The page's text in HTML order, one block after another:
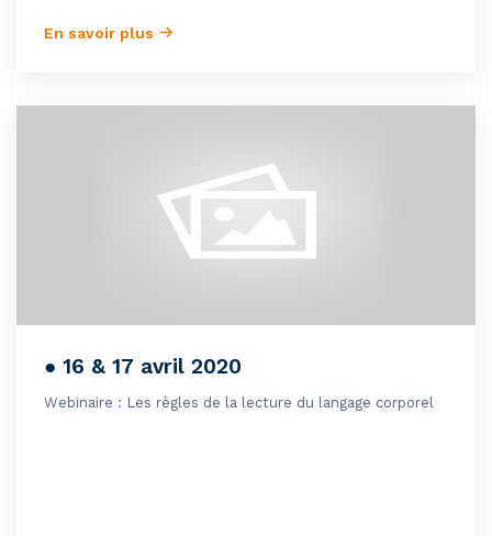
En savoir plus
● 16 & 17 avril 2020
Webinaire : Les règles de la lecture du langage corporel